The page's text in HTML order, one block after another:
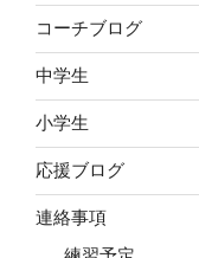
コーチブログ
中学生
小学生
応援ブログ
連絡事項